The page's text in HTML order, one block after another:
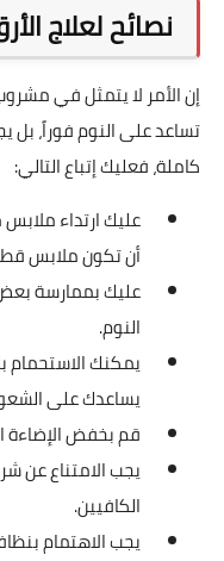
نصائح لعلاج
إن الأمر لا يتمثل في
تساعد على النوم فوراً، بل
كاملة، فعليك إتباع التالي:
عليك ارتداء
أن تكون ملابس
عليك بممارسة بعض
النوم.
يمكنك الاستحمام
يساعدك على
قم بخفض الإضاءة
يجب الامتناع عن
الكافيين.
يجب الاهتمام